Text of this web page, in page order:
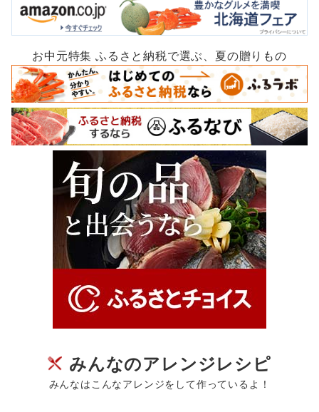
お中元特集 ふるさと納税で選ぶ、夏の贈りもの
みんなのアレンジレシピ
みんなはこんなアレンジをして作っているよ！